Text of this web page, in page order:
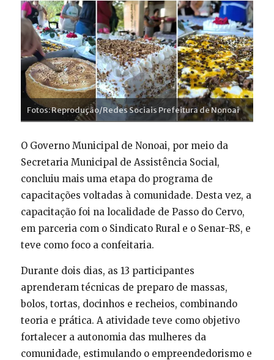
Fotos: Reprodução/Redes Sociais Prefeitura de Nonoai
O Governo Municipal de Nonoai, por meio da
Secretaria Municipal de Assistência Social,
concluiu mais uma etapa do programa de
capacitações voltadas à comunidade. Desta vez, a
capacitação foi na localidade de Passo do Cervo,
em parceria com o Sindicato Rural e o Senar-RS, e
teve como foco a confeitaria.
Durante dois dias, as 13 participantes
aprenderam técnicas de preparo de massas,
bolos, tortas, docinhos e recheios, combinando
teoria e prática. A atividade teve como objetivo
fortalecer a autonomia das mulheres da
comunidade, estimulando o empreendedorismo e